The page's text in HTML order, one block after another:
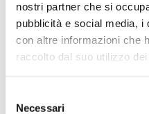
nostri partner che si
pubblicità e social media, i
con altre informazioni che
raccolto dal suo utilizzo dei
delNecessari
FIDEJUSSORIA
EMESSA IL 16/05/2019 -
8.262,00 � 731/19 -
PERIODO 15/05/2019 -
Elenco operatori
Codice Fiscale: